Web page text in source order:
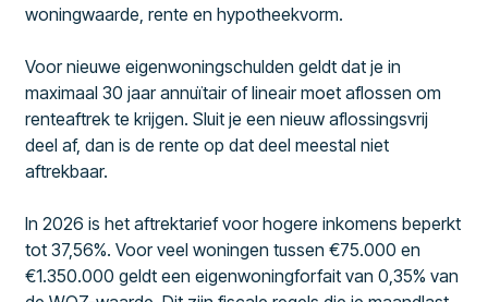
woningwaarde, rente en hypotheekvorm.
Voor nieuwe eigenwoningschulden geldt dat je in
maximaal 30 jaar annuïtair of lineair moet aflossen om
renteaftrek te krijgen. Sluit je een nieuw aflossingsvrij
deel af, dan is de rente op dat deel meestal niet
aftrekbaar.
In 2026 is het aftrektarief voor hogere inkomens beperkt
tot 37,56%. Voor veel woningen tussen €75.000 en
€1.350.000 geldt een eigenwoningforfait van 0,35% van